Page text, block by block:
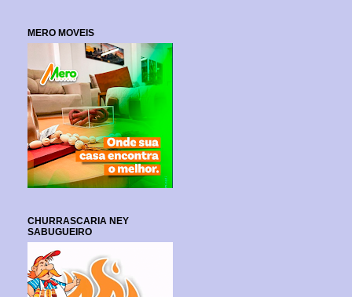
MERO MOVEIS
CHURRASCARIA NEY
SABUGUEIRO